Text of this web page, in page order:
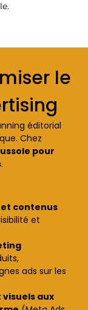
le
éditorial
Chez
pour
.
contenus
et
ads sur les
aux